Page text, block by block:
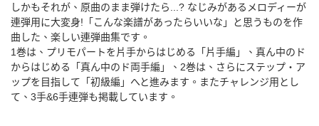
しかもそれが、原曲のまま弾けたら...? なじみがあるメロディーが
連弾用に大変身!「こんな楽譜があったらいいな」と思うものを作
曲した、楽しい連弾曲集です。
1巻は、プリモパートを片手からはじめる「片手編」、真ん中のド
からはじめる「真ん中のド両手編」、2巻は、さらにステップ・ア
ップを目指して「初級編」へと進みます。またチャレンジ用とし
て、3手&6手連弾も掲載しています。